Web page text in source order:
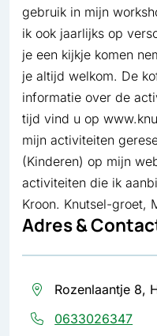
gebruik in mijn
ik ook jaarlijks op
je een kijkje komen
je altijd welkom. De
informatie over de
tijd vind u op
mijn activiteiten
(Kinderen) op mijn
activiteiten die ik
Kroon. Knutsel-groet,
Adres &
Rozenlaantje 8,
0633026347